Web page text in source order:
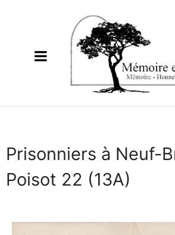
Prisonniers à Neuf-
Poisot 22 (13A)